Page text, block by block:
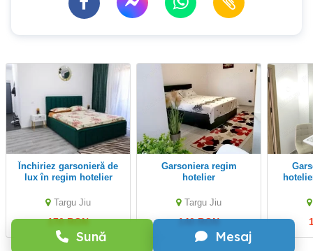
Sună Mesaj
Închiriez garsonieră de
lux în regim hotelier
Targu Jiu
170 RON
Garsoniera regim
hotelier
Targu Jiu
140 RON
Garsoniera regim